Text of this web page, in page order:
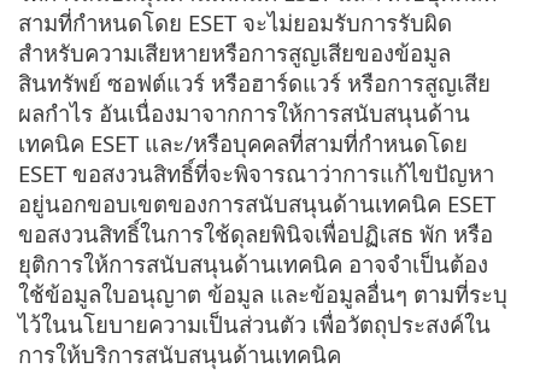
สามที่กำหนดโดย ESET จะไม่ยอมรับการรับผิด
สำหรับความเสียหายหรือการสูญเสียของข้อมูล
สินทรัพย์ ซอฟต์แวร์ หรือฮาร์ดแวร์ หรือการสูญเสีย
ผลกำไร อันเนื่องมาจากการให้การสนับสนุนด้าน
เทคนิค ESET และ/หรือบุคคลที่สามที่กำหนดโดย
ESET ขอสงวนสิทธิ์ที่จะพิจารณาว่าการแก้ไขปัญหา
อยู่นอกขอบเขตของการสนับสนุนด้านเทคนิค ESET
ขอสงวนสิทธิ์ในการใช้ดุลยพินิจเพื่อปฏิเสธ พัก หรือ
ยุติการให้การสนับสนุนด้านเทคนิค อาจจำเป็นต้อง
ใช้ข้อมูลใบอนุญาต ข้อมูล และข้อมูลอื่นๆ ตามที่ระบุ
ไว้ในนโยบายความเป็นส่วนตัว เพื่อวัตถุประสงค์ใน
การให้บริการสนับสนุนด้านเทคนิค